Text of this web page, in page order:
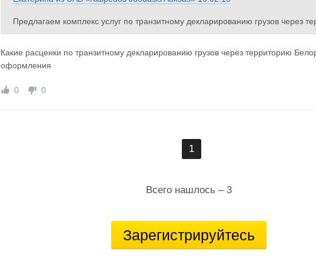
Предлагаем комплекс услуг по транзитному декларированию грузов через
юза, а так же, через территорию Республики Баларусь (ЭПИ).Оформляем
транзитных документов- скидка 5 %.
График работы - круглосуточный, на приграничных постах Литвы,Латвии и
Стоимость услуг приятно удивят наших будущих клиентов.
Какие расценки по транзитному декларированию грузов через территорию
оформления
0 0
1
Всего нашлось – 3
Зарегистрируйтесь